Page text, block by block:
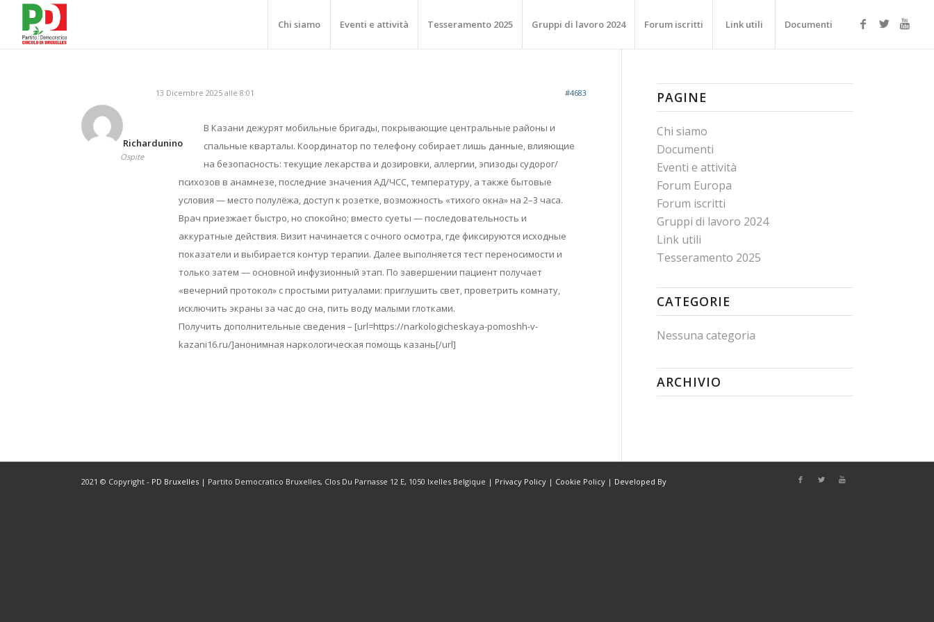
Chi siamo Eventi e attività Tesseramento 2025 Gruppi di lavoro 2024 Forum iscritti Link utili Documenti
13 Dicembre 2025 alle 8:01 #4683
Richardunino
Ospite
В Казани дежурят мобильные бригады, покрывающие центральные районы и
спальные кварталы. Координатор по телефону собирает лишь данные, влияющие
на безопасность: текущие лекарства и дозировки, аллергии, эпизоды судорог/
психозов в анамнезе, последние значения АД/ЧСС, температуру, а также бытовые
условия — место полулёжа, доступ к розетке, возможность «тихого окна» на 2–3 часа.
Врач приезжает быстро, но спокойно; вместо суеты — последовательность и
аккуратные действия. Визит начинается с очного осмотра, где фиксируются исходные
показатели и выбирается контур терапии. Далее выполняется тест переносимости и
только затем — основной инфузионный этап. По завершении пациент получает
«вечерний протокол» с простыми ритуалами: приглушить свет, проветрить комнату,
исключить экраны за час до сна, пить воду малыми глотками.
Получить дополнительные сведения – [url=https://narkologicheskaya-pomoshh-v-
kazani16.ru/]анонимная наркологическая помощь казань[/url]
PAGINE
Chi siamo
Documenti
Eventi e attività
Forum Europa
Forum iscritti
Gruppi di lavoro 2024
Link utili
Tesseramento 2025
CATEGORIE
Nessuna categoria
ARCHIVIO
2021 © Copyright - PD Bruxelles | Partito Democratico Bruxelles, Clos Du Parnasse 12 E, 1050 Ixelles Belgique | Privacy Policy | Cookie Policy | Developed By